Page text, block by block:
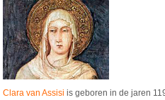
Clara van Assisi is geboren in de jaren